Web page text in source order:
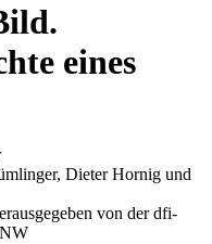
eines
Dieter Hornig und
von der dfi-